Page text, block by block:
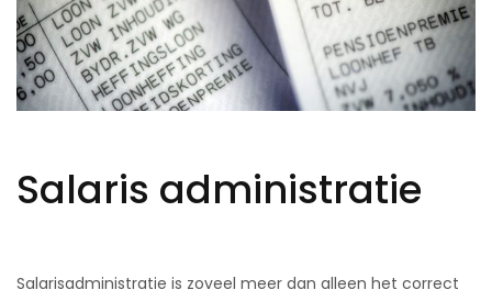
Salaris administratie
Salarisadministratie is zoveel meer dan alleen het correct